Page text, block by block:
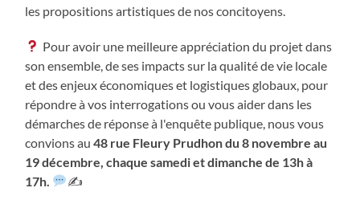
les propositions artistiques de nos concitoyens.
Pour avoir une meilleure appréciation du projet dans
son ensemble, de ses impacts sur la qualité de vie locale
et des enjeux économiques et logistiques globaux, pour
répondre à vos interrogations ou vous aider dans les
démarches de réponse à l'enquête publique, nous vous
convions au48 rue Fleury Prudhon du 8 novembre au
19 décembre, chaque samedi et dimanche de 13h à
17h.
✍